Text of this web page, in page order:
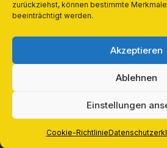
zurückziehst, können bestimmte
beeinträchtigt werden.
Akzeptieren
Ablehnen
Einstellungen
Cookie-Richtlinie
Datenschutzerklärung
Copyright © 2026, Books and Mohr.
vorbehalten.